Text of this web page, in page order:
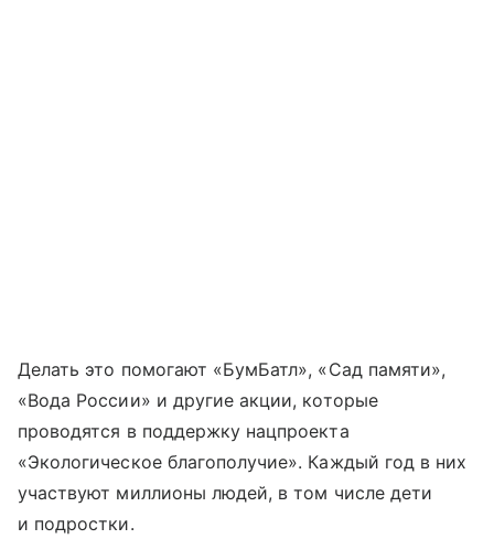
Делать это помогают «БумБатл», «Сад памяти»,
«Вода России» и другие акции, которые
проводятся в поддержку нацпроекта
«Экологическое благополучие». Каждый год в них
участвуют миллионы людей, в том числе дети
и подростки.